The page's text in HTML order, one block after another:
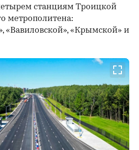
станциям Троицкой
метрополитена:
«Вавиловской», «Крымской» и